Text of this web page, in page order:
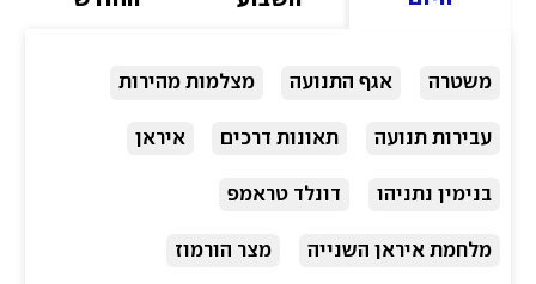
משטרה אגף התנועה מצלמות מהירות
עבירות תנועה תאונות דרכים איראן
בנימין נתניהו דונלד טראמפ
מלחמת איראן השנייה מצר הורמוז